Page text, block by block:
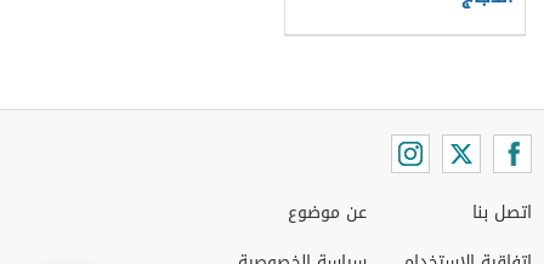
اتصل بنا
عن موضوع